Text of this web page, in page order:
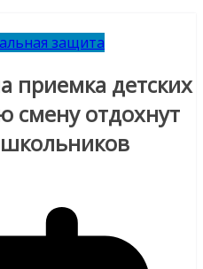
защита
приемка детских
смену отдохнут